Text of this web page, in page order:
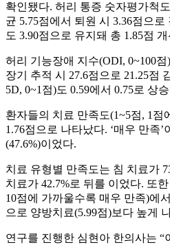
확인됐다. 허리 통증 숫자평가척
균 5.75점에서 퇴원 시 3.36점으
도 3.90점으로 유지돼 총 1.85점
허리 기능장애 지수(ODI, 0~100
장기 추적 시 27.6점으로 21.25점
5D, 0~1점)도 0.59에서 0.75로 상
환자들의 치료 만족도(1~5점, 1점
1.76점으로 나타났다. ‘매우 만족
(47.6%)이었다.
치료 유형별 만족도는 침 치료가
치료가 42.7%로 뒤를 이었다. 또
10점에 가까울수록 매우 만족)에
으로 양방치료(5.99점)보다 높게
연구를 진행한 심현아 한의사는 “